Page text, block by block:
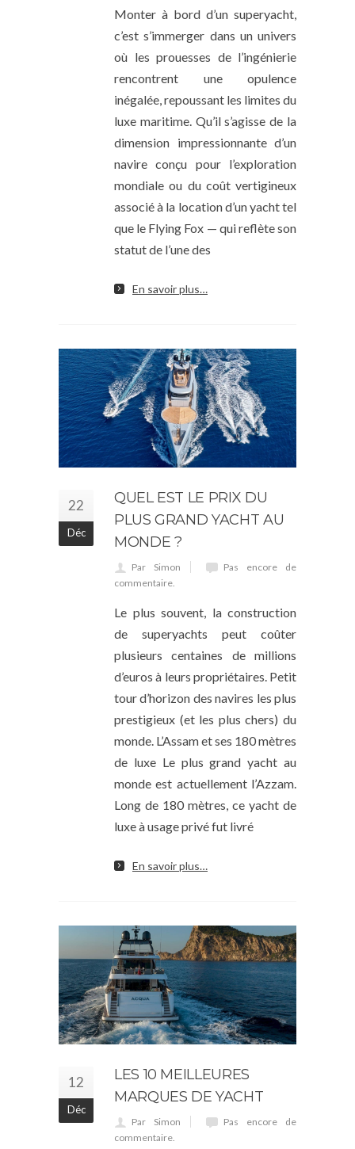
Monter à bord d’un superyacht,
c’est s’immerger dans un univers
où les prouesses de l’ingénierie
rencontrent une opulence
inégalée, repoussant les limites du
luxe maritime. Qu’il s’agisse de la
dimension impressionnante d’un
navire conçu pour l’exploration
mondiale ou du coût vertigineux
associé à la location d’un yacht tel
que le Flying Fox — qui reflète son
statut de l’une des
En savoir plus…
22
Déc
QUEL EST LE PRIX DU
PLUS GRAND YACHT AU
MONDE ?
Par Simon
Pas encore de
commentaire.
Le plus souvent, la construction
de superyachts peut coûter
plusieurs centaines de millions
d’euros à leurs propriétaires. Petit
tour d’horizon des navires les plus
prestigieux (et les plus chers) du
monde. L’Assam et ses 180 mètres
de luxe Le plus grand yacht au
monde est actuellement l’Azzam.
Long de 180 mètres, ce yacht de
luxe à usage privé fut livré
En savoir plus…
12
Déc
LES 10 MEILLEURES
MARQUES DE YACHT
Par Simon
Pas encore de
commentaire.